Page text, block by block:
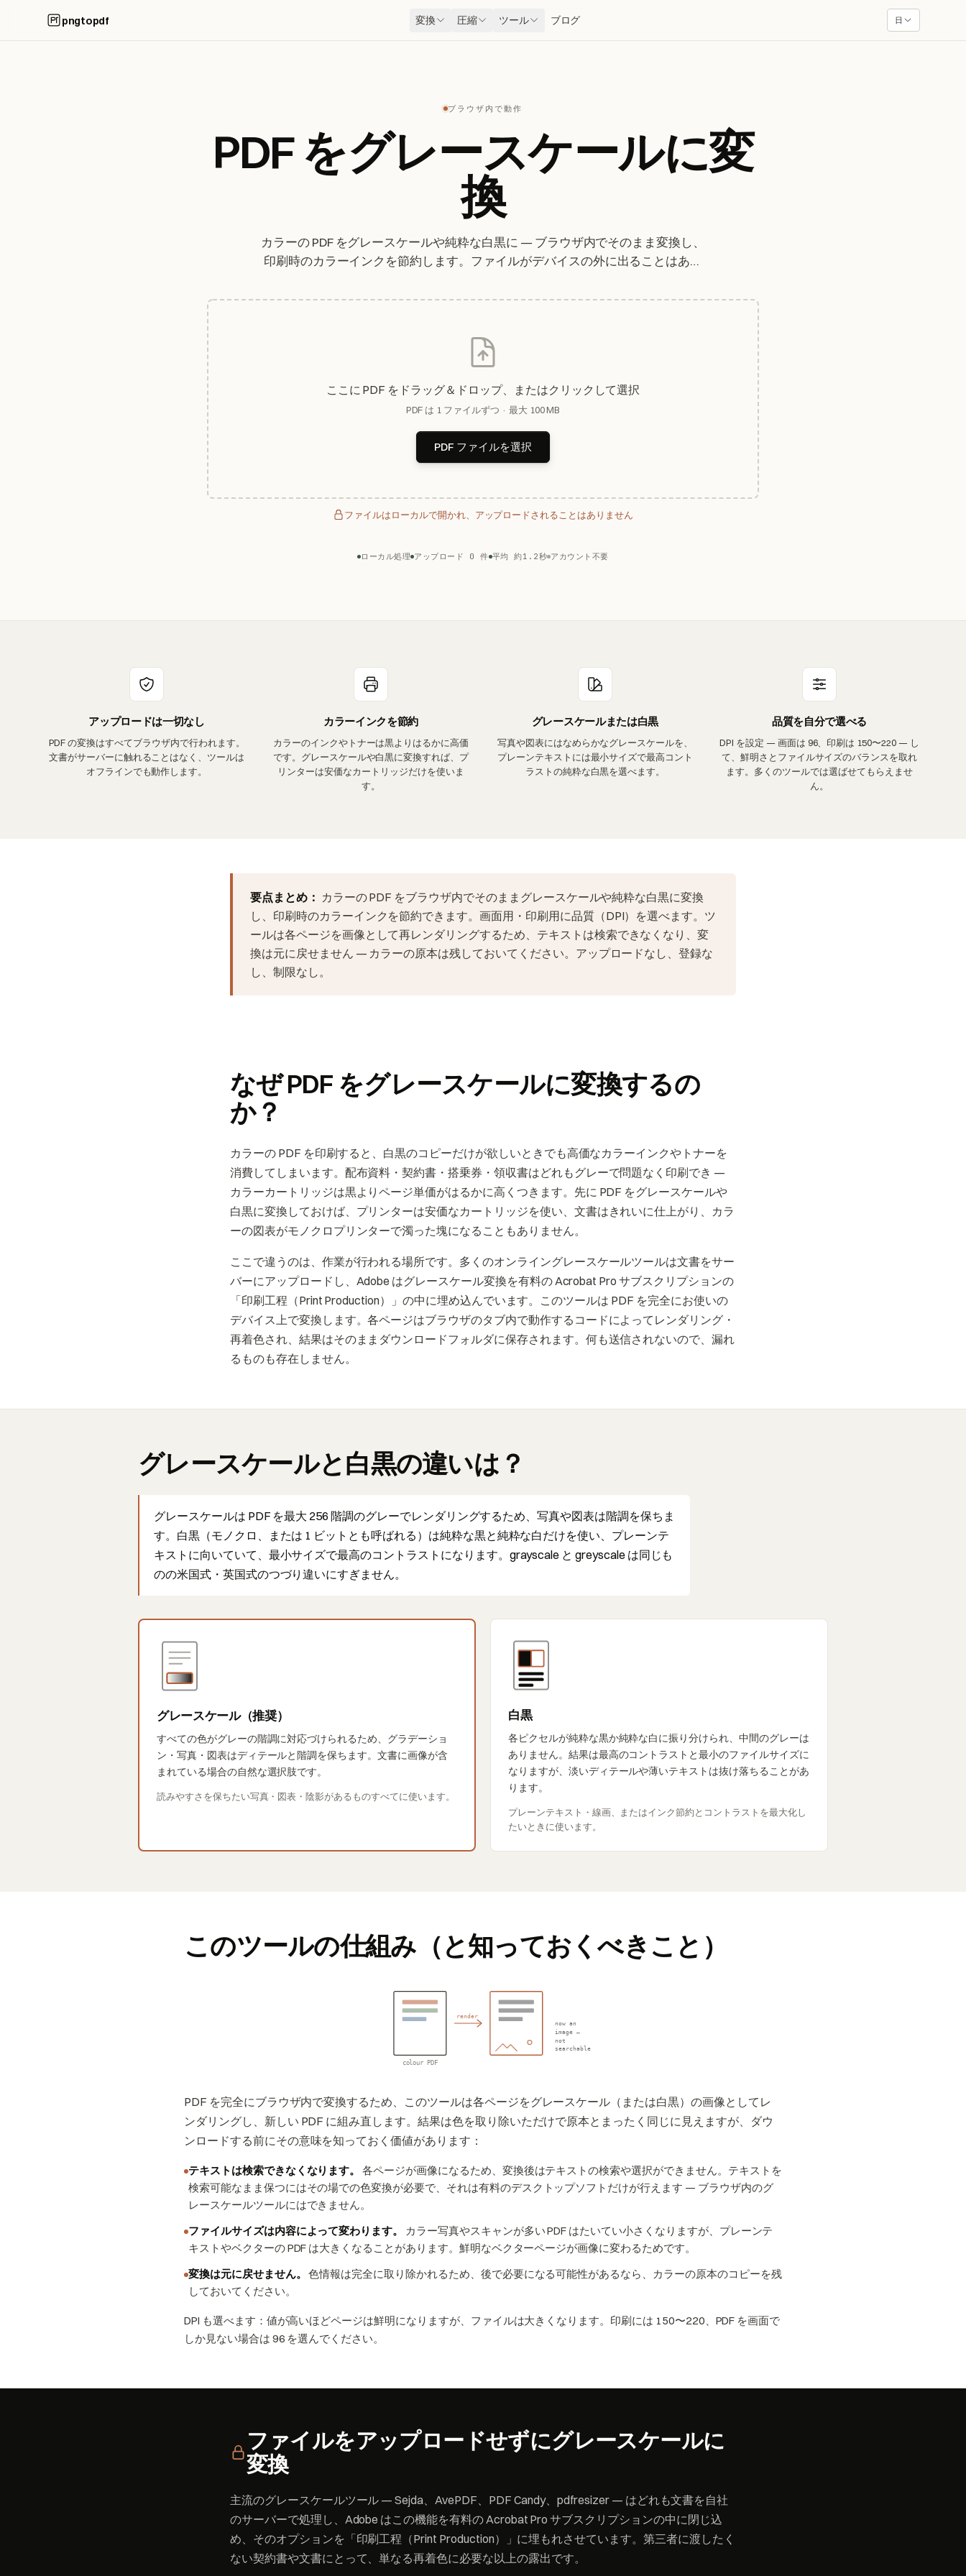
pngtopdf 変換 圧縮 ツール ブログ 日
ブラウザ内で動作
PDF をグレースケールに変
換
カラーの PDF をグレースケールや純粋な白黒に — ブラウザ内でそのまま変換し、
印刷時のカラーインクを節約します。ファイルがデバイスの外に出ることはあり
ここに PDF をドラッグ＆ドロップ、またはクリックして選択
PDF は 1 ファイルずつ · 最大 100 MB
PDF ファイルを選択
ファイルはローカルで開かれ、アップロードされることはありません
ローカル処理 アップロード 0 件 平均 約1.2秒 アカウント不要
アップロードは一切なし
PDF の変換はすべてブラウザ内で行われます。
文書がサーバーに触れることはなく、ツールは
オフラインでも動作します。
カラーインクを節約
カラーのインクやトナーは黒よりはるかに高価
です。グレースケールや白黒に変換すれば、プ
リンターは安価なカートリッジだけを使いま
す。
グレースケールまたは白黒
写真や図表にはなめらかなグレースケールを、
プレーンテキストには最小サイズで最高コント
ラストの純粋な白黒を選べます。
品質を自分で選べる
DPI を設定 — 画面は 96、印刷は 150〜220 — し
て、鮮明さとファイルサイズのバランスを取れ
ます。多くのツールでは選ばせてもらえませ
ん。
要点まとめ： カラーの PDF をブラウザ内でそのままグレースケールや純粋な白黒に変換
し、印刷時のカラーインクを節約できます。画面用・印刷用に品質（DPI）を選べます。ツ
ールは各ページを画像として再レンダリングするため、テキストは検索できなくなり、変
換は元に戻せません — カラーの原本は残しておいてください。アップロードなし、登録な
し、制限なし。
なぜ PDF をグレースケールに変換するの
か？
カラーの PDF を印刷すると、白黒のコピーだけが欲しいときでも高価なカラーインクやトナーを
消費してしまいます。配布資料・契約書・搭乗券・領収書はどれもグレーで問題なく印刷でき —
カラーカートリッジは黒よりページ単価がはるかに高くつきます。先に PDF をグレースケールや
白黒に変換しておけば、プリンターは安価なカートリッジを使い、文書はきれいに仕上がり、カラ
ーの図表がモノクロプリンターで濁った塊になることもありません。
ここで違うのは、作業が行われる場所です。多くのオンライングレースケールツールは文書をサー
バーにアップロードし、Adobe はグレースケール変換を有料の Acrobat Pro サブスクリプションの
「印刷工程（Print Production）」の中に埋め込んでいます。このツールは PDF を完全にお使いの
デバイス上で変換します。各ページはブラウザのタブ内で動作するコードによってレンダリング・
再着色され、結果はそのままダウンロードフォルダに保存されます。何も送信されないので、漏れ
るものも存在しません。
グレースケールと白黒の違いは？
グレースケールは PDF を最大 256 階調のグレーでレンダリングするため、写真や図表は階調を保ちま
す。白黒（モノクロ、または 1 ビットとも呼ばれる）は純粋な黒と純粋な白だけを使い、プレーンテ
キストに向いていて、最小サイズで最高のコントラストになります。grayscale と greyscale は同じも
のの米国式・英国式のつづり違いにすぎません。
グレースケール（推奨）
すべての色がグレーの階調に対応づけられるため、グラデーショ
ン・写真・図表はディテールと階調を保ちます。文書に画像が含
まれている場合の自然な選択肢です。
読みやすさを保ちたい写真・図表・陰影があるものすべてに使います。
白黒
各ピクセルが純粋な黒か純粋な白に振り分けられ、中間のグレーは
ありません。結果は最高のコントラストと最小のファイルサイズに
なりますが、淡いディテールや薄いテキストは抜け落ちることがあ
ります。
プレーンテキスト・線画、またはインク節約とコントラストを最大化し
たいときに使います。
このツールの仕組み（と知っておくべきこと）
colour PDF
render
now an
image —
not
searchable
PDF を完全にブラウザ内で変換するため、このツールは各ページをグレースケール（または白黒）の画像としてレ
ンダリングし、新しい PDF に組み直します。結果は色を取り除いただけで原本とまったく同じに見えますが、ダウ
ンロードする前にその意味を知っておく価値があります：
テキストは検索できなくなります。
各ページが画像になるため、変換後はテキストの検索や選択ができません。テキストを
検索可能なまま保つにはその場での色変換が必要で、それは有料のデスクトップソフトだけが行えます — ブラウザ内のグ
レースケールツールにはできません。
ファイルサイズは内容によって変わります。
カラー写真やスキャンが多い PDF はたいてい小さくなりますが、プレーンテ
キストやベクターの PDF は大きくなることがあります。鮮明なベクターページが画像に変わるためです。
変換は元に戻せません。
色情報は完全に取り除かれるため、後で必要になる可能性があるなら、カラーの原本のコピーを残
しておいてください。
DPI も選べます：値が高いほどページは鮮明になりますが、ファイルは大きくなります。印刷には 150〜220、PDF を画面で
しか見ない場合は 96 を選んでください。
ファイルをアップロードせずにグレースケールに
変換
主流のグレースケールツール — Sejda、AvePDF、PDF Candy、pdfresizer — はどれも文書を自社
のサーバーで処理し、Adobe はこの機能を有料の Acrobat Pro サブスクリプションの中に閉じ込
め、そのオプションを「印刷工程（Print Production）」に埋もれさせています。第三者に渡したく
ない契約書や文書にとって、単なる再着色に必要な以上の露出です。